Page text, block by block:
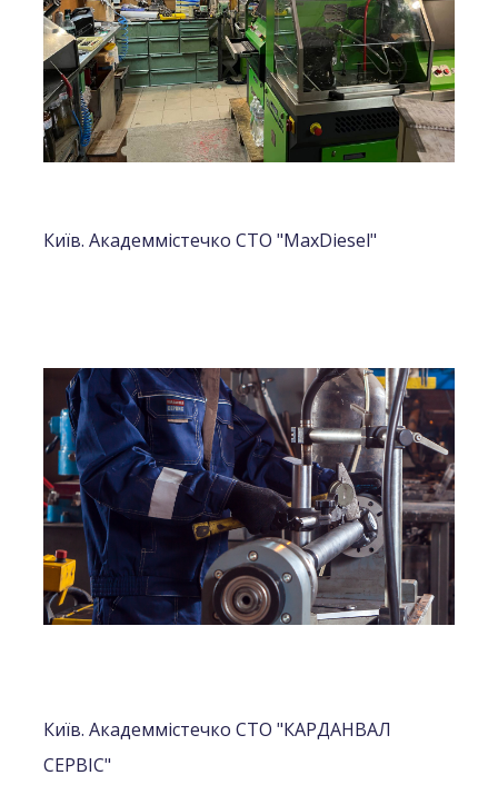
Київ. Академмістечко СТО "MaxDiesel"
Київ. Академмістечко СТО "КАРДАНВАЛ
СЕРВІС"